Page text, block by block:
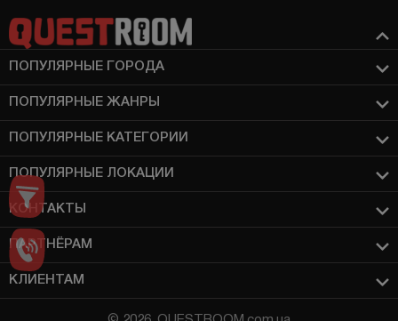
ПОПУЛЯРНЫЕ ГОРОДА
ПОПУЛЯРНЫЕ ЖАНРЫ
ПОПУЛЯРНЫЕ КАТЕГОРИИ
ПОПУЛЯРНЫЕ ЛОКАЦИИ
КОНТАКТЫ
ПАРТНЁРАМ
КЛИЕНТАМ